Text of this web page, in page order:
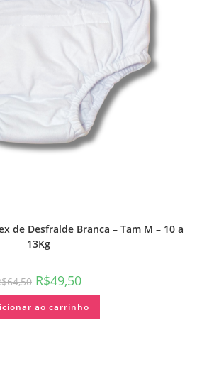
de Desfralde Branca – Tam M – 10 a
13Kg
64,50 R$49,50
ao carrinho